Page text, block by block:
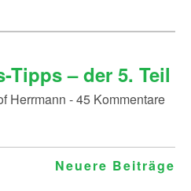
Tipps – der 5. Teil
Herrmann - 45 Kommentare
Neuere Beiträge